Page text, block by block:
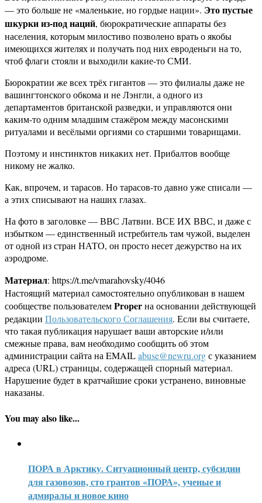
— это больше не «маленькие, но гордые нации». Это пустые
шкурки из-под наций, бюрократические аппараты без
населения, которым милостиво позволено врать о якобы
имеющихся жителях и получать под них евроденьги на то,
чтоб флаги стояли и выходили какие-то СМИ.
Бюрократии же всех трёх гигантов — это филиалы даже не
вашингтонского обкома и не Лэнгли, а одного из
департаментов британской разведки, и управляются они
каким-то одним младшим стажёром между масонскими
ритуалами и весёлыми оргиями со старшими товарищами.
Поэтому и инстинктов никаких нет. Прибалтов вообще
никому не жалко.
Как, впрочем, и тарасов. Но тарасов-то давно уже списали —
а этих списывают на наших глазах.
На фото в заголовке — ВВС Латвии. ВСЕ ИХ ВВС, и даже с
избытком — единственный истребитель там чужой, выделен
от одной из стран НАТО, он просто несет дежурство на их
аэродроме.
Материал: https://t.me/vmarahovsky/4046
Настоящий материал самостоятельно опубликован в нашем
сообществе пользователемProperна основании действующей
редакции Пользовательского Соглашения. Если вы считаете,
что такая публикация нарушает ваши авторские и/или
смежные права, вам необходимо сообщить об этом
администрации сайта на EMAILabuse@newru.orgс указанием
адреса (URL) страницы, содержащей спорный материал.
Нарушение будет в кратчайшие сроки устранено, виновные
наказаны.
You may also like...
ПОРА в Арктику. Ситуационный центр, субсидии
для газовозов, сто грантов «ПОРА», ученые и
адмиралы и новое кино